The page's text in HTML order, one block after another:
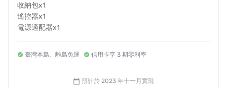
除了觀影，更打造情境，氛圍感拉滿！
建26種情境光牆
滿點氛圍感，專注享受，慵懶綿延！
享受雨霧的白噪寧靜／沈浸悠遊海底／冬日的圍爐柴火
收納包x1
遙控器x1
電源適配器x1
臺灣本島、離島免運 信用卡享 3 期零利率
calendar_today 預計於 2023 年十一月實現